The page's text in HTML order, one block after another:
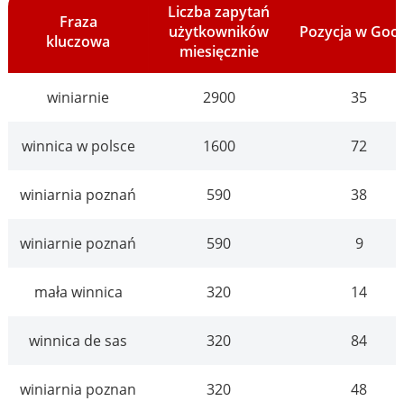
Fraza
kluczowa
Liczba zapytań
użytkowników
miesięcznie
Pozycja w
winiarnie 2900 35
winnica w polsce 1600 72
winiarnia poznań 590 38
winiarnie poznań 590 9
mała winnica 320 14
winnica de sas 320 84
winiarnia poznan 320 48